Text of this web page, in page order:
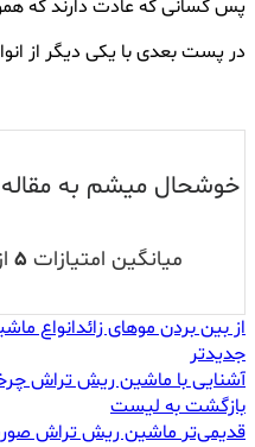
پس کسانی که عادت دارند که
در پست بعدی با یکی دیگر از
خوشحال میشم به مقاله
میانگین امتیازات ۵
از بین بردن موهای زائدانواع
جدیدتر
آشنایی با ماشین ریش تراش
بازگشت به لیست
قدیمی‌تر ماشین ریش تراش صورت